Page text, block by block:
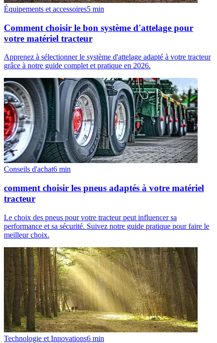
Équipements et accessoires5 min
Comment choisir le bon système d'attelage pour
votre matériel tracteur
Apprenez à sélectionner le système d'attelage adapté à votre tracteur
grâce à notre guide complet et pratique en 2026.
Conseils d'achat6 min
comment choisir les pneus adaptés à votre matériel
tracteur
Le choix des pneus pour votre tracteur peut influencer sa
performance et sa sécurité. Suivez notre guide pratique pour faire le
meilleur choix.
Technologie et Innovations6 min